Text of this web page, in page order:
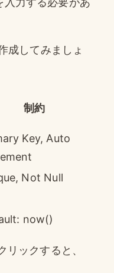
成してみましょ
制約
Key, Auto
Not Null
now()
リックすると、